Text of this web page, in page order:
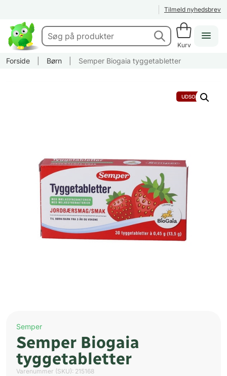
Tilmeld nyhedsbrev
Kurv
Forside Børn Semper Biogaia tyggetabletter
UDSOLGT
Semper
Semper Biogaia
tyggetabletter
Varenummer (SKU): 215168